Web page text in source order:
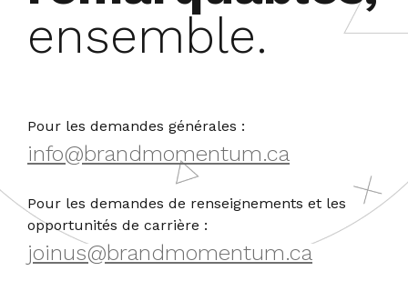
ensemble.
Pour les demandes générales :
info@brandmomentum.ca
Pour les demandes de renseignements et les
opportunités de carrière :
joinus@brandmomentum.ca